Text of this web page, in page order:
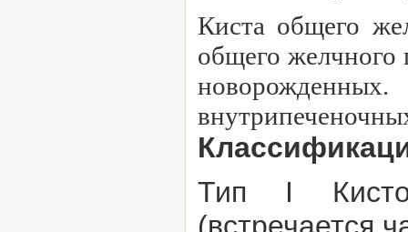
Киста общего
общего желчного
Тип I